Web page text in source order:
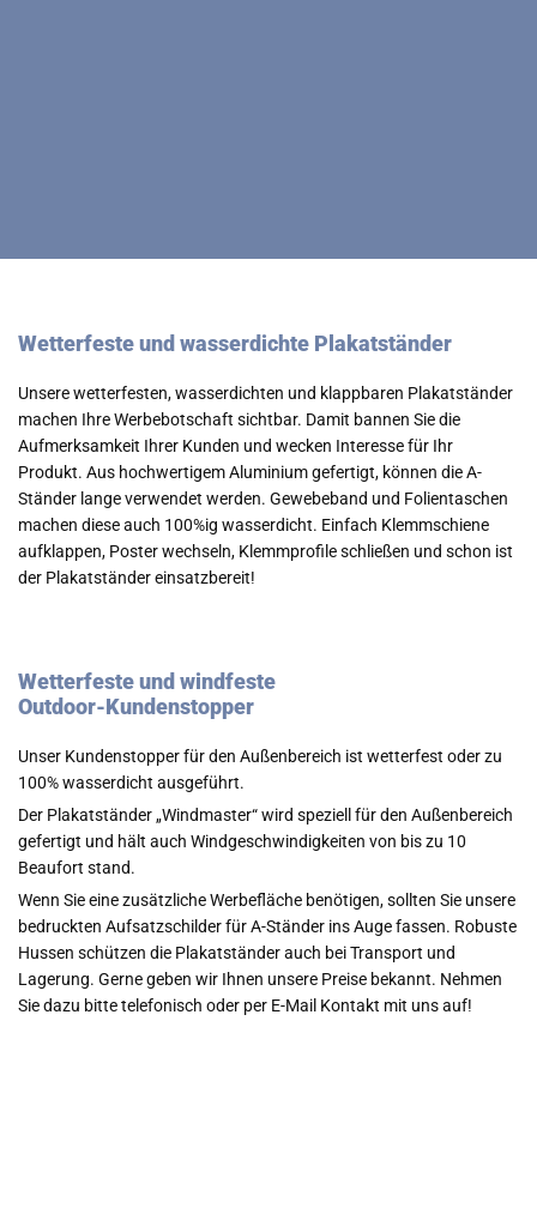
Wetterfeste und wasserdichte Plakatständer
Unsere wetterfesten, wasserdichten und klappbaren Plakatständer
machen Ihre Werbebotschaft sichtbar. Damit bannen Sie die
Aufmerksamkeit Ihrer Kunden und wecken Interesse für Ihr
Produkt. Aus hochwertigem Aluminium gefertigt, können die A-
Ständer lange verwendet werden. Gewebeband und Folientaschen
machen diese auch 100%ig wasserdicht. Einfach Klemmschiene
aufklappen, Poster wechseln, Klemmprofile schließen und schon ist
der Plakatständer einsatzbereit!
Wetterfeste und windfeste
Outdoor-Kundenstopper
Unser Kundenstopper für den Außenbereich ist wetterfest oder zu
100% wasserdicht ausgeführt.
Der Plakatständer „Windmaster“ wird speziell für den Außenbereich
gefertigt und hält auch Windgeschwindigkeiten von bis zu 10
Beaufort stand.
Wenn Sie eine zusätzliche Werbefläche benötigen, sollten Sie unsere
bedruckten Aufsatzschilder für A-Ständer ins Auge fassen. Robuste
Hussen schützen die Plakatständer auch bei Transport und
Lagerung. Gerne geben wir Ihnen unsere Preise bekannt. Nehmen
Sie dazu bitte telefonisch oder per E-Mail Kontakt mit uns auf!